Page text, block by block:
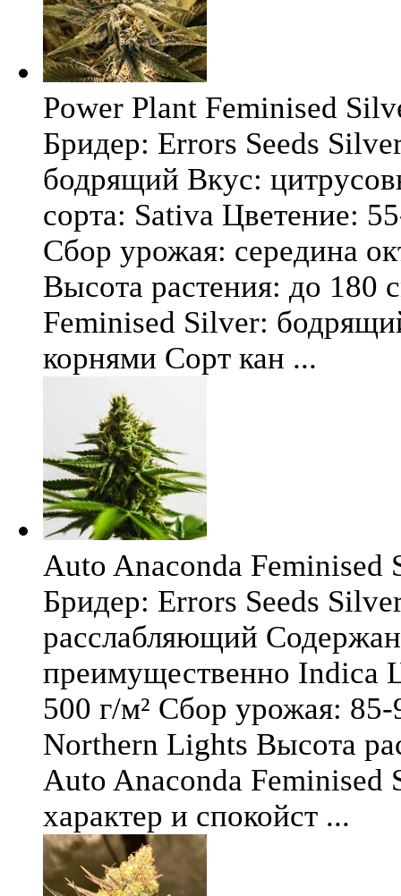
Power Plant Feminised
Бридер: Errors Seeds
бодрящий Вкус:
сорта: Sativa Цветение:
Сбор урожая: середина
Высота растения: до 180
Feminised Silver:
корнями Сорт кан ...
Auto Anaconda Feminised
Бридер: Errors Seeds
расслабляющий
преимущественно Indica
500 г/м² Сбор урожая:
Northern Lights Высота
Auto Anaconda
характер и спокойст ...